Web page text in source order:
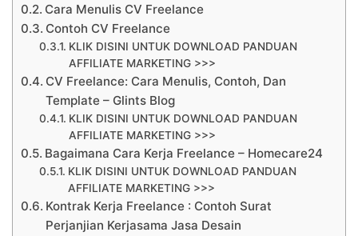
Cara Menulis CV Freelance
Contoh CV Freelance
KLIK DISINI UNTUK DOWNLOAD PANDUAN
AFFILIATE MARKETING >>>
CV Freelance: Cara Menulis, Contoh, Dan
Template – Glints Blog
KLIK DISINI UNTUK DOWNLOAD PANDUAN
AFFILIATE MARKETING >>>
Bagaimana Cara Kerja Freelance – Homecare24
KLIK DISINI UNTUK DOWNLOAD PANDUAN
AFFILIATE MARKETING >>>
Kontrak Kerja Freelance : Contoh Surat
Perjanjian Kerjasama Jasa Desain